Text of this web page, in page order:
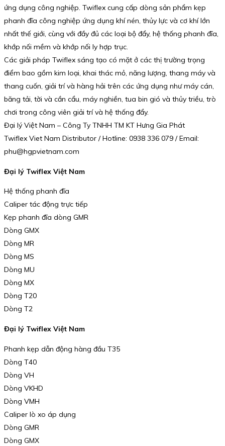
ứng dụng công nghiệp. Twiflex cung cấp dòng sản phẩm kẹp
phanh đĩa công nghiệp ứng dụng khí nén, thủy lực và cơ khí lớn
nhất thế giới, cùng với đầy đủ các loại bộ đẩy, hệ thống phanh đĩa,
khớp nối mềm và khớp nối ly hợp trục.
Các giải pháp Twiflex sáng tạo có mặt ở các thị trường trọng
điểm bao gồm kim loại, khai thác mỏ, năng lượng, thang máy và
thang cuốn, giải trí và hàng hải trên các ứng dụng như máy cán,
băng tải, tời và cần cẩu, máy nghiền, tua bin gió và thủy triều, trò
chơi trong công viên giải trí và hệ thống đẩy.
Đại lý Việt Nam – Công Ty TNHH TM KT Hưng Gia Phát
Twiflex Viet Nam Distributor / Hotline: 0938 336 079 / Email:
phu@hgpvietnam.com
Đại lý Twiflex Việt Nam
Hệ thống phanh đĩa
Caliper tác động trực tiếp
Kẹp phanh đĩa dòng GMR
Dòng GMX
Dòng MR
Dòng MS
Dòng MU
Dòng MX
Dòng T20
Dòng T2
Đại lý Twiflex Việt Nam
Phanh kẹp dẫn động hàng đầu T35
Dòng T40
Dòng VH
Dòng VKHD
Dòng VMH
Caliper lò xo áp dụng
Dòng GMR
Dòng GMX